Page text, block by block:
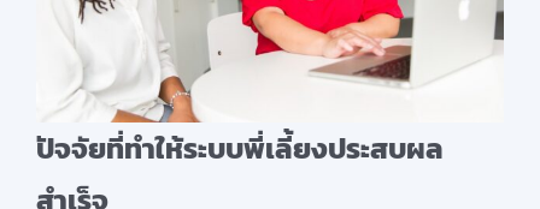
ปัจจัยที่ทำให้ระบบพี่เลี้ยงประสบผล
สำเร็จ